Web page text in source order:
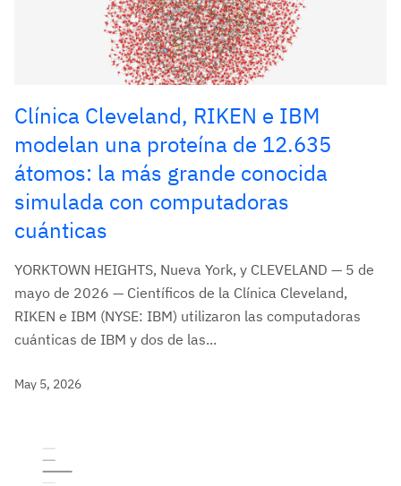
Clínica Cleveland, RIKEN e IBM
modelan una proteína de 12.635
átomos: la más grande conocida
simulada con computadoras
cuánticas
YORKTOWN HEIGHTS, Nueva York, y CLEVELAND — 5 de
mayo de 2026 — Científicos de la Clínica Cleveland,
RIKEN e IBM (NYSE: IBM) utilizaron las computadoras
cuánticas de IBM y dos de las...
May 5, 2026